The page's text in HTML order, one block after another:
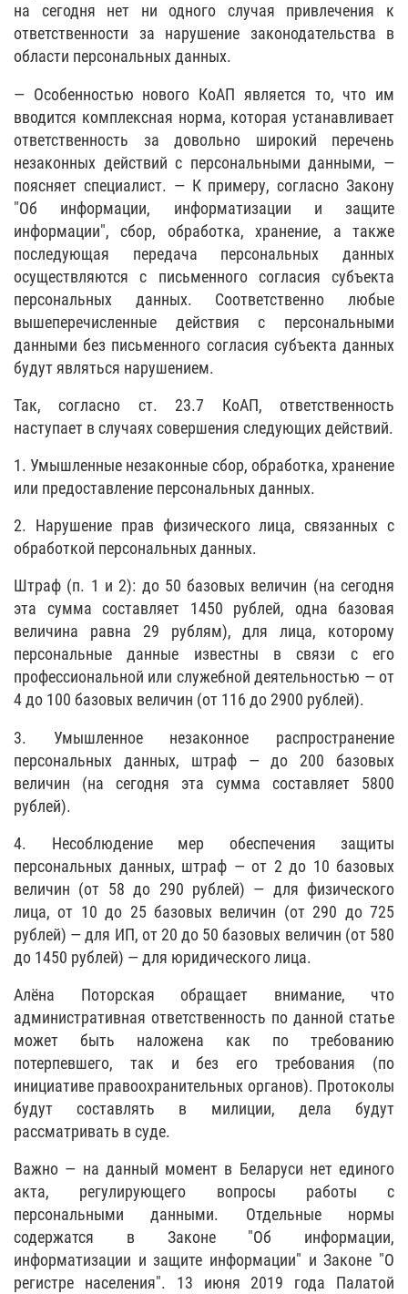
на сегодня нет ни одного случая привлечения к
ответственности за нарушение законодательства в
области персональных данных.
— Особенностью нового КоАП является то, что им
вводится комплексная норма, которая устанавливает
ответственность за довольно широкий перечень
незаконных действий с персональными данными, —
поясняет специалист. — К примеру, согласно Закону
"Об информации, информатизации и защите
информации", сбор, обработка, хранение, а также
последующая передача персональных данных
осуществляются с письменного согласия субъекта
персональных данных. Соответственно любые
вышеперечисленные действия с персональными
данными без письменного согласия субъекта данных
будут являться нарушением.
Так, согласно ст. 23.7 КоАП, ответственность
наступает в случаях совершения следующих действий.
1. Умышленные незаконные сбор, обработка, хранение
или предоставление персональных данных.
2. Нарушение прав физического лица, связанных с
обработкой персональных данных.
Штраф (п. 1 и 2): до 50 базовых величин (на сегодня
эта сумма составляет 1450 рублей, одна базовая
величина равна 29 рублям), для лица, которому
персональные данные известны в связи с его
профессиональной или служебной деятельностью — от
4 до 100 базовых величин (от 116 до 2900 рублей).
3. Умышленное незаконное распространение
персональных данных, штраф — до 200 базовых
величин (на сегодня эта сумма составляет 5800
рублей).
4. Несоблюдение мер обеспечения защиты
персональных данных, штраф — от 2 до 10 базовых
величин (от 58 до 290 рублей) — для физического
лица, от 10 до 25 базовых величин (от 290 до 725
рублей) — для ИП, от 20 до 50 базовых величин (от 580
до 1450 рублей) — для юридического лица.
Алёна Поторская обращает внимание, что
административная ответственность по данной статье
может быть наложена как по требованию
потерпевшего, так и без его требования (по
инициативе правоохранительных органов). Протоколы
будут составлять в милиции, дела будут
рассматривать в суде.
Важно — на данный момент в Беларуси нет единого
акта, регулирующего вопросы работы с
персональными данными. Отдельные нормы
содержатся в Законе "Об информации,
информатизации и защите информации" и Законе "О
регистре населения". 13 июня 2019 года Палатой